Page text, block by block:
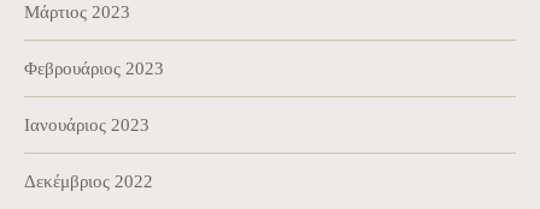
Μάρτιος 2023
Φεβρουάριος 2023
Ιανουάριος 2023
Δεκέμβριος 2022